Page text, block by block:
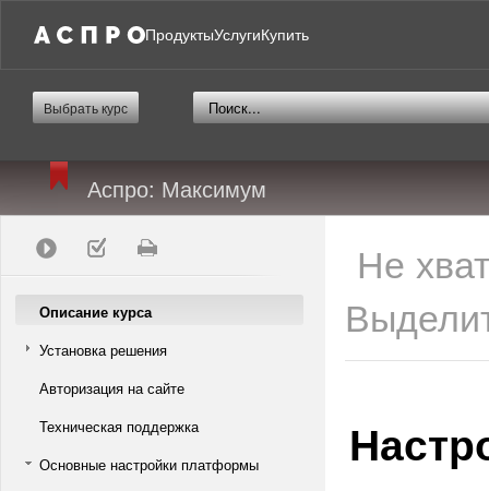
ПродуктыУслугиКупить
Выбрать курс
Аспро: Максимум
Описание курса
Установка решения
Авторизация на сайте
Техническая поддержка
Основные настройки платформы
Не